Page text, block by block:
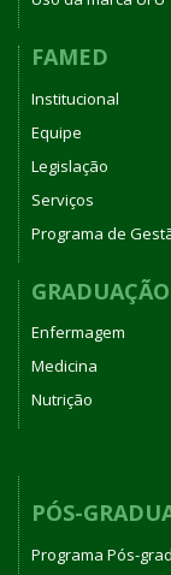
FAMED
Institucional
Equipe
Legislação
Serviços
Programa de
GRADUAÇÃO
Enfermagem
Medicina
Nutrição
PÓS-
Programa Pós-